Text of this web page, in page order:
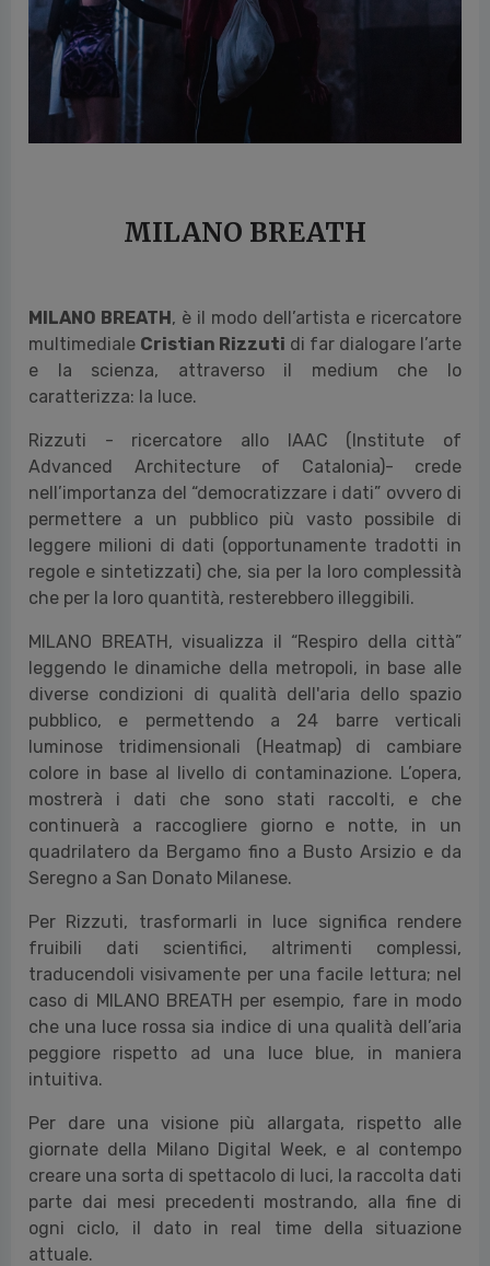
MILANO BREATH
MILANO BREATH, è il modo dell’artista e ricercatore
multimediale Cristian Rizzuti di far dialogare l’arte
e la scienza, attraverso il medium che lo
caratterizza: la luce.
Rizzuti - ricercatore allo IAAC (Institute of
Advanced Architecture of Catalonia)- crede
nell’importanza del “democratizzare i dati” ovvero di
permettere a un pubblico più vasto possibile di
leggere milioni di dati (opportunamente tradotti in
regole e sintetizzati) che, sia per la loro complessità
che per la loro quantità, resterebbero illeggibili.
MILANO BREATH, visualizza il “Respiro della città”
leggendo le dinamiche della metropoli, in base alle
diverse condizioni di qualità dell'aria dello spazio
pubblico, e permettendo a 24 barre verticali
luminose tridimensionali (Heatmap) di cambiare
colore in base al livello di contaminazione. L’opera,
mostrerà i dati che sono stati raccolti, e che
continuerà a raccogliere giorno e notte, in un
quadrilatero da Bergamo fino a Busto Arsizio e da
Seregno a San Donato Milanese.
Per Rizzuti, trasformarli in luce significa rendere
fruibili dati scientifici, altrimenti complessi,
traducendoli visivamente per una facile lettura; nel
caso di MILANO BREATH per esempio, fare in modo
che una luce rossa sia indice di una qualità dell’aria
peggiore rispetto ad una luce blue, in maniera
intuitiva.
Per dare una visione più allargata, rispetto alle
giornate della Milano Digital Week, e al contempo
creare una sorta di spettacolo di luci, la raccolta dati
parte dai mesi precedenti mostrando, alla fine di
ogni ciclo, il dato in real time della situazione
attuale.